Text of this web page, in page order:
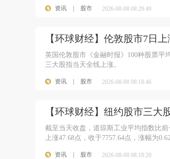
资讯 股市 2026-08-08 08:29:49
【环球财经】伦敦股市7日上
英国伦敦股市《金融时报》100种股票平
三大股指当天全线上涨。
资讯 股市 2026-08-08 08:18:46
【环球财经】纽约股市三大
截至当天收盘，道琼斯工业平均指数比
上涨47.68点，收于7757.64点，涨幅为
资讯 股市 2026-08-08 08:18:20